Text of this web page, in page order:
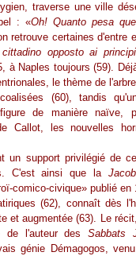
traverse une ville
: «Oh! Quanto pesa
retrouve certaines d'entre
opposto ai
à Naples toujours (59).
le thème de
(60), tandis
de manière naïve,
Callot, les nouvelles
un support privilégié de
C'est ainsi que la
comico-civique» publié en
(62), connaît dès
et augmentée (63). Le
de l'auteur des Sabbats
génie Démagogos,